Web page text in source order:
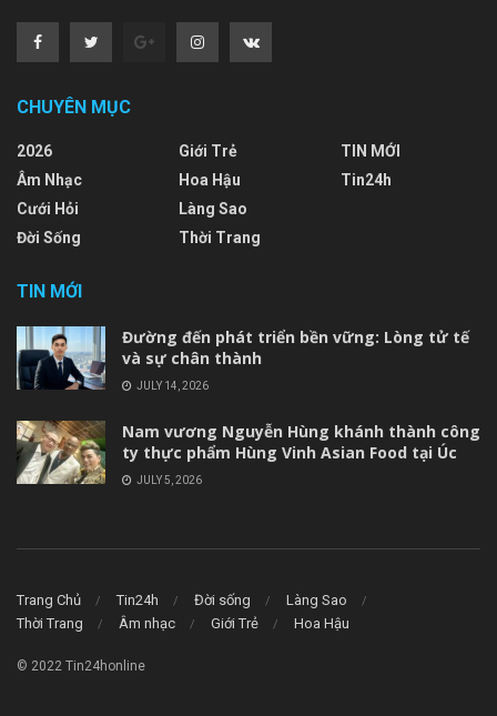
CHUYÊN MỤC
2026
Âm Nhạc
Cưới Hỏi
Đời Sống
Giới Trẻ
Hoa Hậu
Làng Sao
Thời Trang
TIN MỚI
Tin24h
TIN MỚI
Đường đến phát triển bền vững: Lòng tử tế
và sự chân thành
JULY 14, 2026
Nam vương Nguyễn Hùng khánh thành công
ty thực phẩm Hùng Vinh Asian Food tại Úc
JULY 5, 2026
Trang Chủ Tin24h Đời sống
Làng Sao
Thời Trang
Âm nhạc Giới Trẻ Hoa Hậu
© 2022 Tin24honline